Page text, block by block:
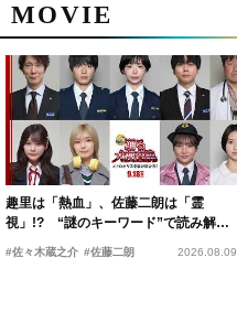
MOVIE
趣里は「熱血」、佐藤二朗は「霊
視」!? “謎のキーワード”で読み解く
『踊る大捜査線 N.E.W.』新メンバー
#佐々木蔵之介 #佐藤二朗 2026.08.09